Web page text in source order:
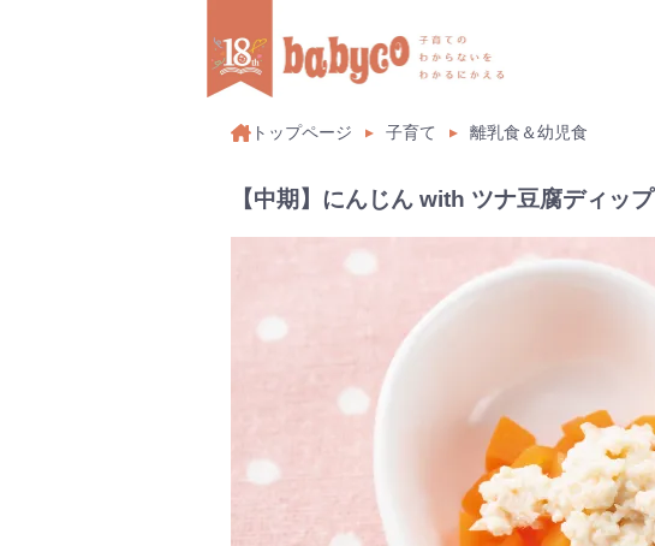
トップページ 子育て 離乳食＆幼児食
【中期】にんじん with ツナ豆腐ディップ